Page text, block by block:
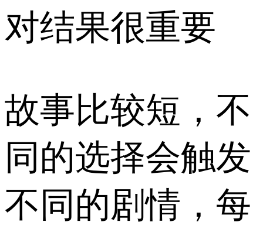
对结果很重要
故事比较短，不
同的选择会触发
不同的剧情，每